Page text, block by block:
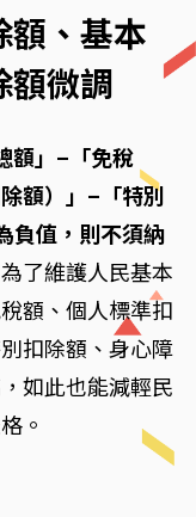
額、基本
額微調
額」–「免稅
額）」–「特別
負值，則不須納
為了維護人民基本
額、個人標準扣
扣除額、身心障
如此也能減輕民
。